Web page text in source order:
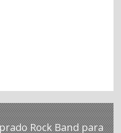
Rock Band para